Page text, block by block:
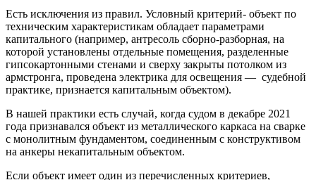
Есть исключения из правил. Условный критерий- объект по
техническим характеристикам обладает параметрами
капитального (например, антресоль сборно-разборная, на
которой установлены отдельные помещения, разделенные
гипсокартонными стенами и сверху закрыты потолком из
армстронга, проведена электрика для освещения — судебной
практике, признается капитальным объектом).
В нашей практики есть случай, когда судом в декабре 2021
года признавался объект из металлического каркаса на сварке
с монолитным фундаментом, соединенным с конструктивом
на анкеры некапитальным объектом.
Если объект имеет один из перечисленных критериев,